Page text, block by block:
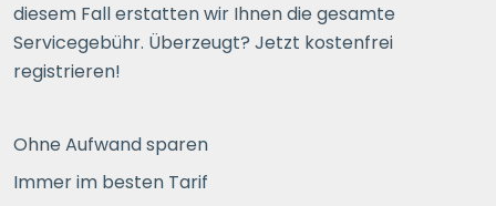
diesem Fall erstatten wir Ihnen die gesamte
Servicegebühr. Überzeugt? Jetzt kostenfrei
registrieren!
Ohne Aufwand sparen
Immer im besten Tarif